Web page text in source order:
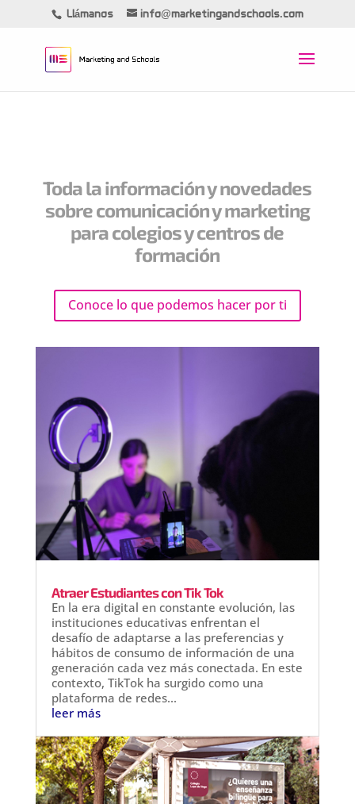
Llámanos info@marketingandschools.com
Toda la información y novedades
sobre comunicación y marketing
para colegios y centros de
formación
Conoce lo que podemos hacer por ti
Atraer Estudiantes con Tik Tok
En la era digital en constante evolución, las
instituciones educativas enfrentan el
desafío de adaptarse a las preferencias y
hábitos de consumo de información de una
generación cada vez más conectada. En este
contexto, TikTok ha surgido como una
plataforma de redes...
leer más